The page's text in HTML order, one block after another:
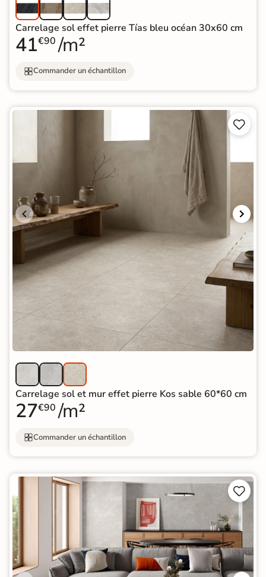
Carrelage sol effet pierre Tías bleu océan 30x60 cm
41€90 /m²
Commander un échantillon


Carrelage sol et mur effet pierre Kos sable 60*60 cm
27€90 /m²
Commander un échantillon

